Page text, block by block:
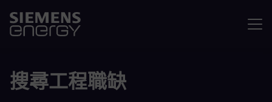
搜尋工程職缺